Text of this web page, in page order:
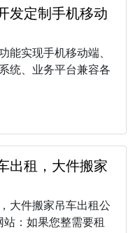
发定制手机移动
能实现手机移动端、
统、业务平台兼容各
出租，大件搬家
大件搬家吊车出租公
：如果您整需要租